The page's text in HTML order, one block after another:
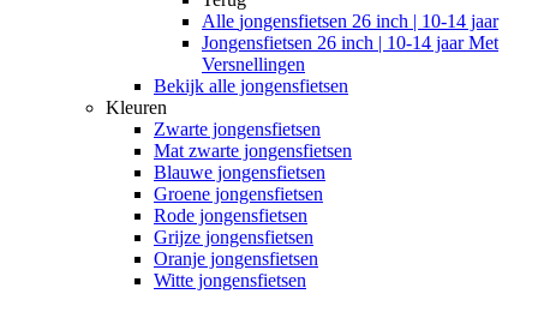
Alle jongensfietsen 26 inch | 10-14 jaar
Jongensfietsen 26 inch | 10-14 jaar Met
Versnellingen
Bekijk alle jongensfietsen
Kleuren
Zwarte jongensfietsen
Mat zwarte jongensfietsen
Blauwe jongensfietsen
Groene jongensfietsen
Rode jongensfietsen
Grijze jongensfietsen
Oranje jongensfietsen
Witte jongensfietsen